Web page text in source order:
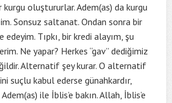
oluştururlar. Adem(as) da kurgu
Sonsuz saltanat. Ondan sonra bir
Tıpkı, bir kredi alayım, şu
Ne yapar? Herkes “gav” dediğimiz
Alternatif şey kurar. O alternatif
suçlu kabul ederse günahkardır,
ile İblis’e bakın. Allah, İblis’e